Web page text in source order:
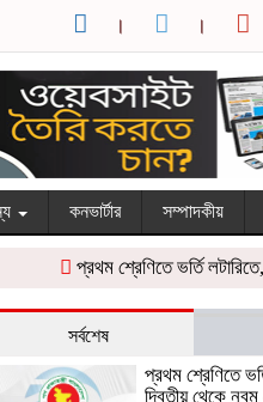
কনভার্টার সম্পাদকীয়
প্রথম শ্রেণিতে ভর্তি লটারিতে,
সর্বশেষ
প্রথম শ্রেণিতে
দ্বিতীয় থেকে নবম